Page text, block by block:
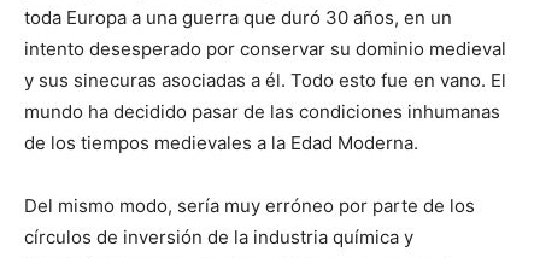
toda Europa a una guerra que duró 30 años, en un
intento desesperado por conservar su dominio medieval
y sus sinecuras asociadas a él. Todo esto fue en vano. El
mundo ha decidido pasar de las condiciones inhumanas
de los tiempos medievales a la Edad Moderna.
Del mismo modo, sería muy erróneo por parte de los
círculos de inversión de la industria química y